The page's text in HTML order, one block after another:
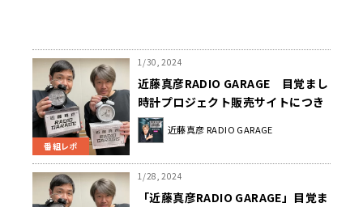
番組レポ
1/30, 2024
近藤真彦RADIO GARAGE 目覚まし
時計プロジェクト販売サイトにつき
まして
近藤真彦 RADIO GARAGE
1/28, 2024
「近藤真彦RADIO GARAGE」目覚ま